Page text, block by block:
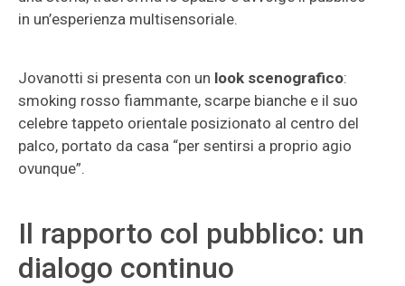
in un’esperienza multisensoriale.
Jovanotti si presenta con un look scenografico:
smoking rosso fiammante, scarpe bianche e il suo
celebre tappeto orientale posizionato al centro del
palco, portato da casa “per sentirsi a proprio agio
ovunque”.
Il rapporto col pubblico: un
dialogo continuo